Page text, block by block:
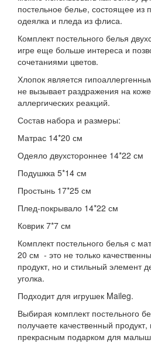
постельное белье, состоящее из
одеялка и пледа из флиса.
Комплект постельного белья
игре еще больше интереса и
сочетаниями цветов.
Хлопок является
не вызывает раздражения на
аллергических реакций.
Состав набора и размеры:
Матрас 14*20 см
Одеяло двухстороннее 14*22 см
Подушкка 5*14 см
Простынь 17*25 см
Плед-покрывало 14*22 см
Коврик 7*7 см
Комплект постельного белья с
20 см - это не только
продукт, но и стильный элемент
уголка.
Подходит для игрушек Maileg.
Выбирая комплект постельного
получаете качественный продукт,
прекрасным подарком для